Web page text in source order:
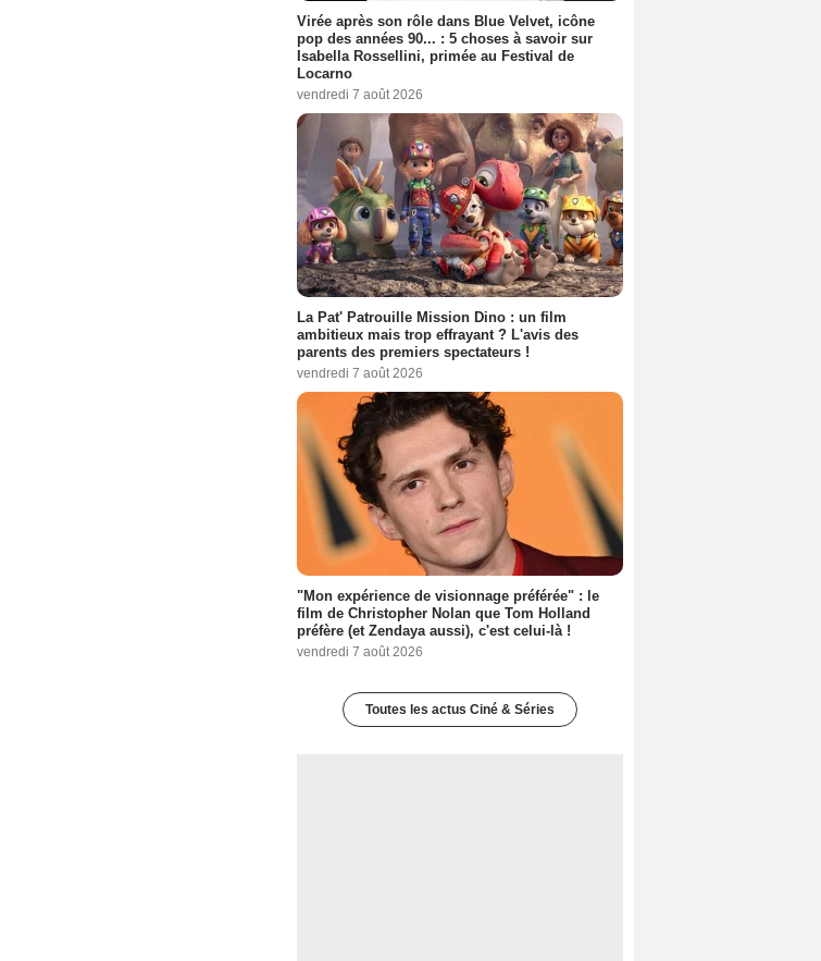
Virée après son rôle dans Blue Velvet, icône
pop des années 90... : 5 choses à savoir sur
Isabella Rossellini, primée au Festival de
Locarno
vendredi 7 août 2026
La Pat' Patrouille Mission Dino : un film
ambitieux mais trop effrayant ? L'avis des
parents des premiers spectateurs !
vendredi 7 août 2026
"Mon expérience de visionnage préférée" : le
film de Christopher Nolan que Tom Holland
préfère (et Zendaya aussi), c'est celui-là !
vendredi 7 août 2026
Toutes les actus Ciné & Séries